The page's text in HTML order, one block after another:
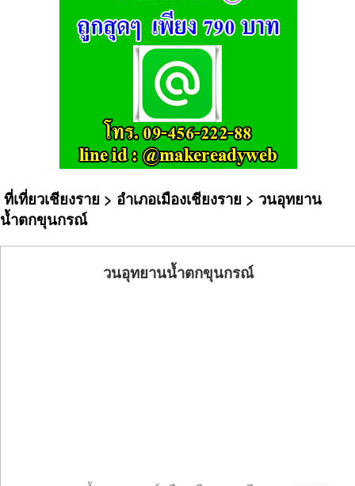
ที่เที่ยวเชียงราย > อำเภอเมืองเชียงราย > วนอุทยาน
น้ำตกขุนกรณ์
วนอุทยานน้ำตกขุนกรณ์